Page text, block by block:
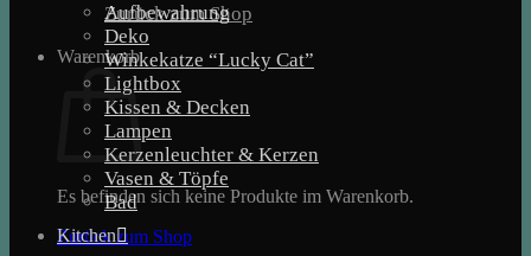
Zurück zum Shop
Warenkorb
Es befinden sich keine Produkte im Warenkorb.
Zurück zum Shop
Aufbewahrung
Deko
Winkekatze “Lucky Cat”
Lightbox
Kissen & Decken
Lampen
Kerzenleuchter & Kerzen
Vasen & Töpfe
Bad
Kitchen